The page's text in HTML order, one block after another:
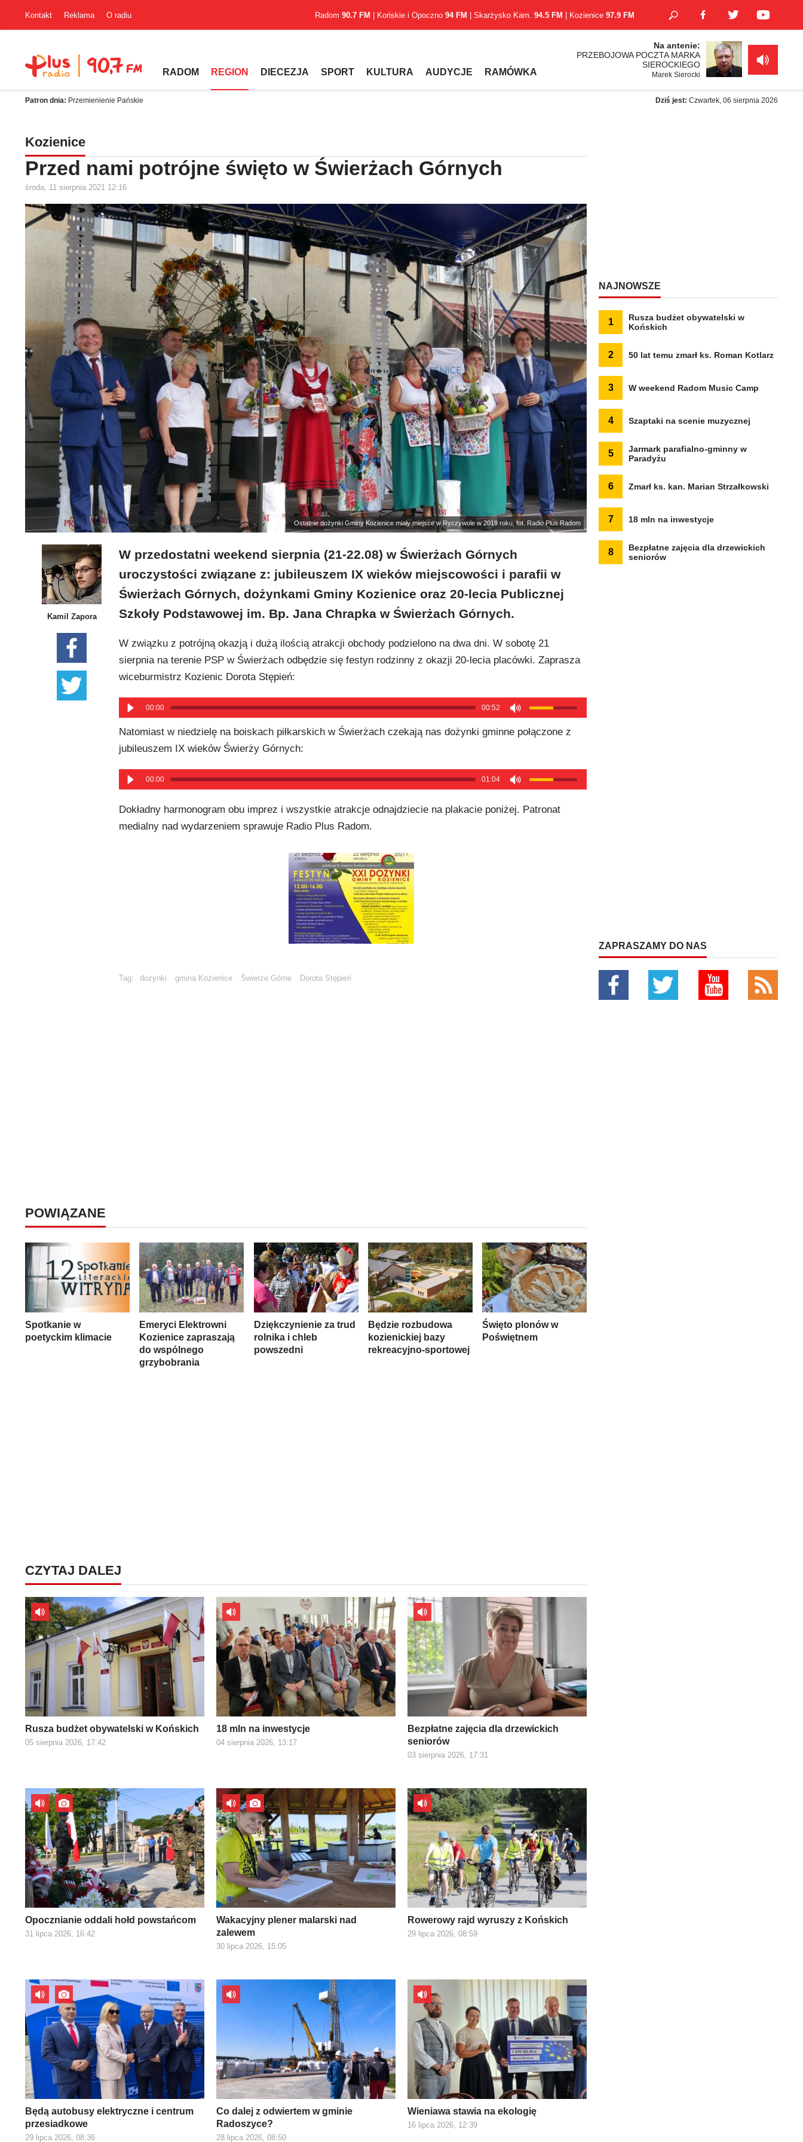
Kontakt Reklama O radiu Radom 90.7 FM | Końskie i Opoczno 94 FM | Skarżysko Kam. 94.5 FM | Kozienice 97.9 FM
RADOM REGION DIECEZJA SPORT KULTURA AUDYCJE RAMÓWKA
Na antenie:
PRZEBOJOWA POCZTA MARKA
SIEROCKIEGO
Marek Sierocki
Patron dnia: Przemienienie Pańskie Dziś jest: Czwartek, 06 sierpnia 2026
Kozienice
Przed nami potrójne święto w Świerżach Górnych
środa, 11 sierpnia 2021 12:16
Ostatnie dożynki Gminy Kozienice miały miejsce w Ryczywole w 2019 roku, fot. Radio Plus Radom
Kamil Zapora
W przedostatni weekend sierpnia (21-22.08) w Świerżach Górnych
uroczystości związane z: jubileuszem IX wieków miejscowości i parafii w
Świerżach Górnych, dożynkami Gminy Kozienice oraz 20-lecia Publicznej
Szkoły Podstawowej im. Bp. Jana Chrapka w Świerżach Górnych.
W związku z potrójną okazją i dużą ilością atrakcji obchody podzielono na dwa dni. W sobotę 21
sierpnia na terenie PSP w Świerżach odbędzie się festyn rodzinny z okazji 20-lecia placówki. Zaprasza
wiceburmistrz Kozienic Dorota Stępień:
00:00 00:52
Natomiast w niedzielę na boiskach piłkarskich w Świerżach czekają nas dożynki gminne połączone z
jubileuszem IX wieków Świerży Górnych:
00:00 01:04
Dokładny harmonogram obu imprez i wszystkie atrakcje odnajdziecie na plakacie poniżej. Patronat
medialny nad wydarzeniem sprawuje Radio Plus Radom.
Tag: dożynki gmina Kozienice Świerże Górne Dorota Stępień
POWIĄZANE
Spotkanie w
poetyckim klimacie
Emeryci Elektrowni
Kozienice zapraszają
do wspólnego
grzybobrania
Dziękczynienie za trud
rolnika i chleb
powszedni
Będzie rozbudowa
kozienickiej bazy
rekreacyjno-sportowej
Święto plonów w
Poświętnem
CZYTAJ DALEJ
Rusza budżet obywatelski w Końskich
05 sierpnia 2026, 17:42
18 mln na inwestycje
04 sierpnia 2026, 13:17
Bezpłatne zajęcia dla drzewickich
seniorów
03 sierpnia 2026, 17:31
Opocznianie oddali hołd powstańcom
31 lipca 2026, 16:42
Wakacyjny plener malarski nad
zalewem
30 lipca 2026, 15:05
Rowerowy rajd wyruszy z Końskich
29 lipca 2026, 08:59
Będą autobusy elektryczne i centrum
przesiadkowe
29 lipca 2026, 08:36
Co dalej z odwiertem w gminie
Radoszyce?
28 lipca 2026, 08:50
Wieniawa stawia na ekologię
16 lipca 2026, 12:39
NAJNOWSZE
1
Rusza budżet obywatelski w
Końskich
2 50 lat temu zmarł ks. Roman Kotlarz
3 W weekend Radom Music Camp
4 Szaptaki na scenie muzycznej
5
Jarmark parafialno-gminny w
Paradyżu
6 Zmarł ks. kan. Marian Strzałkowski
7 18 mln na inwestycje
8
Bezpłatne zajęcia dla drzewickich
seniorów
ZAPRASZAMY DO NAS